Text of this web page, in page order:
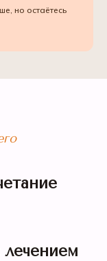
но остаётесь